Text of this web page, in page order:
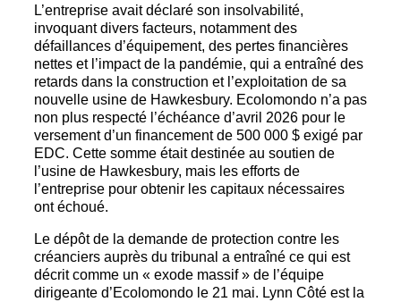
L’entreprise avait déclaré son insolvabilité,
invoquant divers facteurs, notamment des
défaillances d’équipement, des pertes financières
nettes et l’impact de la pandémie, qui a entraîné des
retards dans la construction et l’exploitation de sa
nouvelle usine de Hawkesbury. Ecolomondo n’a pas
non plus respecté l’échéance d’avril 2026 pour le
versement d’un financement de 500 000 $ exigé par
EDC. Cette somme était destinée au soutien de
l’usine de Hawkesbury, mais les efforts de
l’entreprise pour obtenir les capitaux nécessaires
ont échoué.
Le dépôt de la demande de protection contre les
créanciers auprès du tribunal a entraîné ce qui est
décrit comme un « exode massif » de l’équipe
dirigeante d’Ecolomondo le 21 mai. Lynn Côté est la